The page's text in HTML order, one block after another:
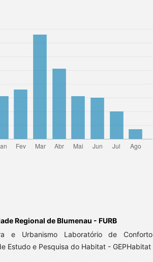
Regional de Blumenau - FURB
e Urbanismo Laboratório de Conforto
Estudo e Pesquisa do Habitat - GEPHabitat